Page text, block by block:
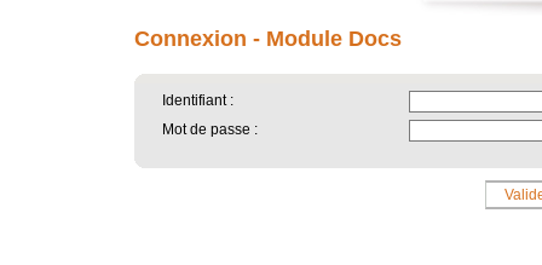
Connexion - Module Docs
Identifiant :
Mot de passe :